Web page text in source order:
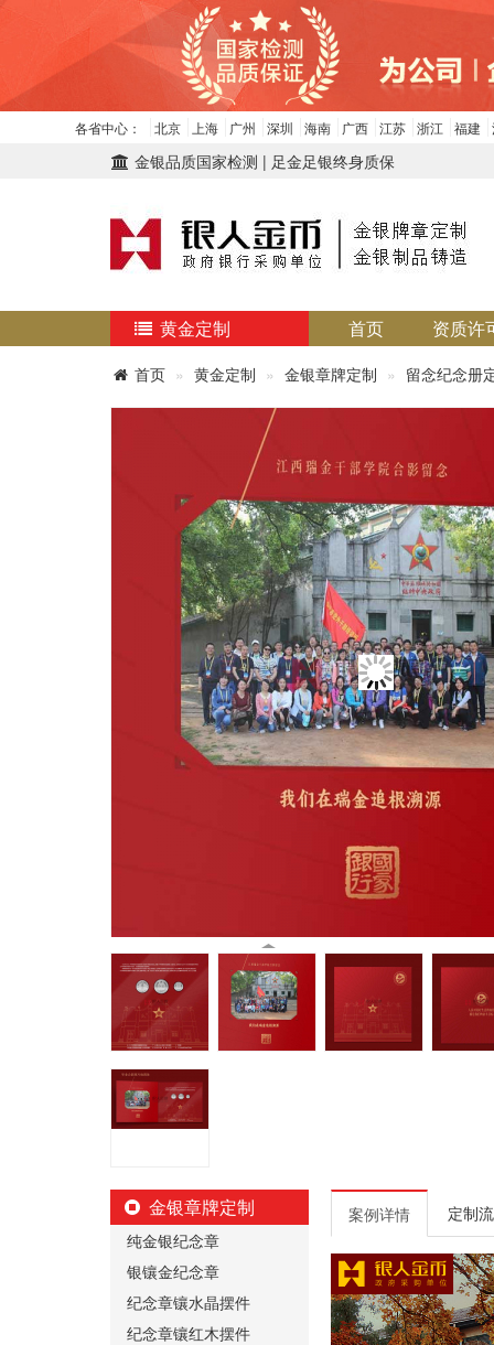
各省中心： 北京 上海 广州 深圳 海南 广西 江苏 浙江 福建
金银品质国家检测 | 足金足银终身质保
黄金定制 首页 资质许
首页 黄金定制 金银章牌定制 留念纪念册
金银章牌定制
纯金银纪念章
银镶金纪念章
纪念章镶水晶摆件
纪念章镶红木摆件
案例详情 定制